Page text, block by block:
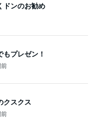
ドンのお勧め
もプレゼン！
クスクス